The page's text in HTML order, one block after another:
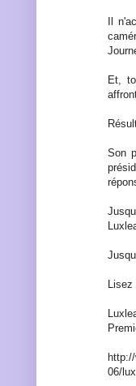
Il
Et,
Son
06/